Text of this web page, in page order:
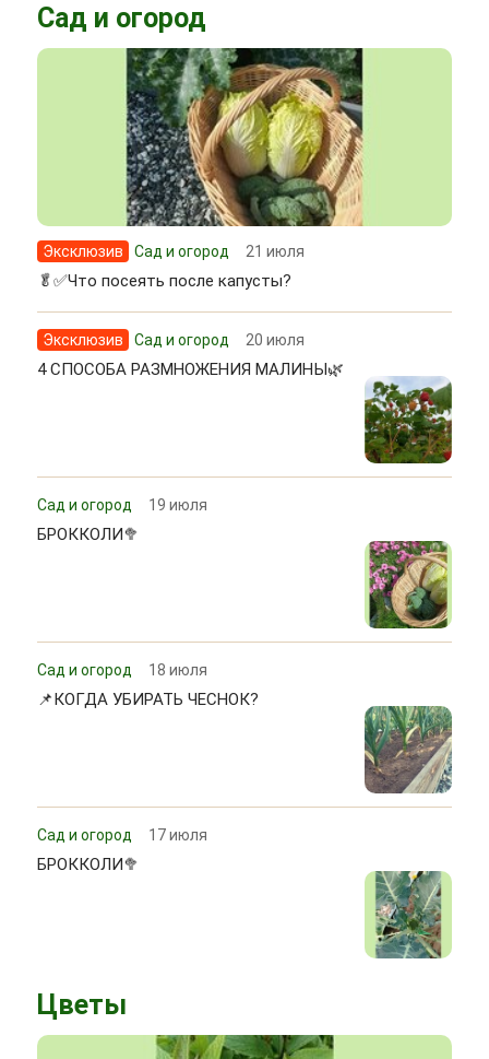
Сад и огород
Эксклюзив Сад и огород 21 июля
🥬✅Что посеять после капусты?
Эксклюзив Сад и огород 20 июля
4 СПОСОБА РАЗМНОЖЕНИЯ МАЛИНЫ🌿
Сад и огород 19 июля
БРОККОЛИ🥦
Сад и огород 18 июля
📌КОГДА УБИРАТЬ ЧЕСНОК?
Сад и огород 17 июля
БРОККОЛИ🥦
Цветы